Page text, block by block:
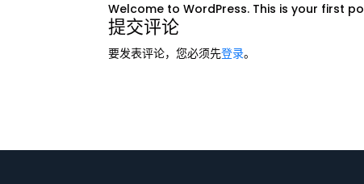
Welcome to WordPress. This is your first
提交评论
要发表评论，您必须先登录。